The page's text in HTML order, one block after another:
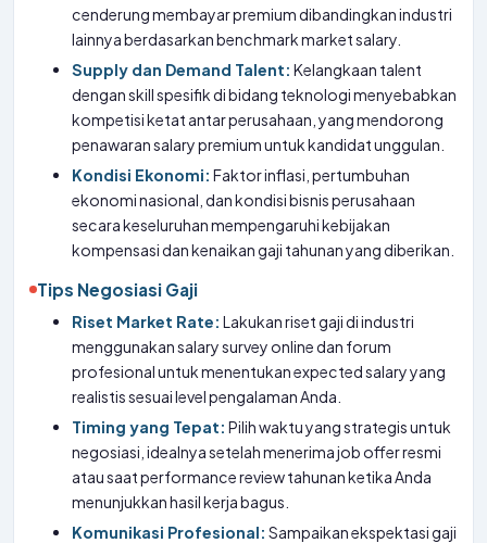
cenderung membayar premium dibandingkan industri
lainnya berdasarkan benchmark market salary.
Supply dan Demand Talent: Kelangkaan talent
dengan skill spesifik di bidang teknologi menyebabkan
kompetisi ketat antar perusahaan, yang mendorong
penawaran salary premium untuk kandidat unggulan.
Kondisi Ekonomi: Faktor inflasi, pertumbuhan
ekonomi nasional, dan kondisi bisnis perusahaan
secara keseluruhan mempengaruhi kebijakan
kompensasi dan kenaikan gaji tahunan yang diberikan.
Tips Negosiasi Gaji
Riset Market Rate: Lakukan riset gaji di industri
menggunakan salary survey online dan forum
profesional untuk menentukan expected salary yang
realistis sesuai level pengalaman Anda.
Timing yang Tepat: Pilih waktu yang strategis untuk
negosiasi, idealnya setelah menerima job offer resmi
atau saat performance review tahunan ketika Anda
menunjukkan hasil kerja bagus.
Komunikasi Profesional: Sampaikan ekspektasi gaji